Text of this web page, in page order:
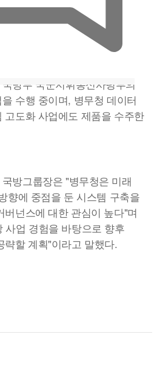
이터스트림즈는 다양한 국방
으로 국방 분야의 전문성을
방부 국군지휘통신사령부의
수행 중이며, 병무청 데이터
고도화 사업에도 제품을 수주한
방그룹장은 "병무청은 미래
향에 중점을 둔 시스템 구축을
넌스에 대한 관심이 높다"며
사업 경험을 바탕으로 향후
략할 계획"이라고 말했다.